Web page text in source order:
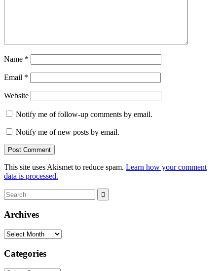
Name *
Email *
Website
Notify me of follow-up comments by email.
Notify me of new posts by email.
This site uses Akismet to reduce spam. Learn how your comment
data is processed.
Search
for:
Archives
Archives
Categories